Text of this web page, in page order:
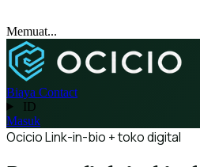
Memuat...
Biaya Contact
ID
Masuk
OcicioLink-in-bio + toko digital